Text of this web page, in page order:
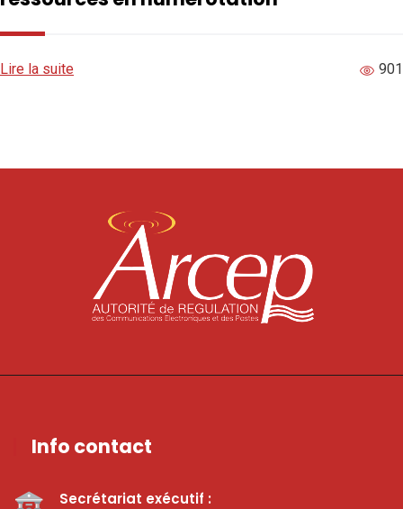
Lire la suite 901
Info contact
Secrétariat exécutif :